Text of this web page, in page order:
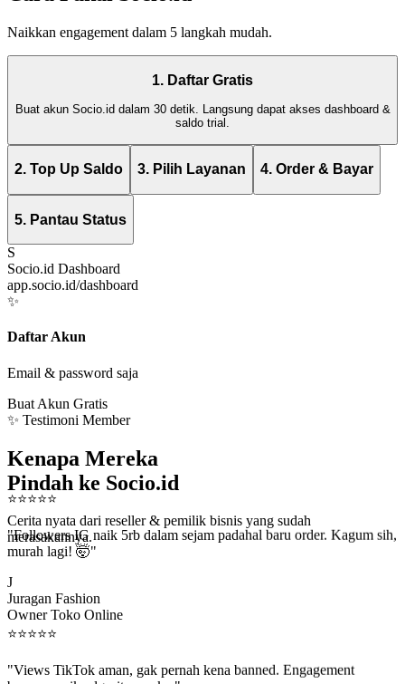
Naikkan engagement dalam 5 langkah mudah.
1. Daftar Gratis
Buat akun Socio.id dalam 30 detik. Langsung dapat akses dashboard &
saldo trial.
2. Top Up Saldo 3. Pilih Layanan 4. Order & Bayar
5. Pantau Status
S
Socio.id Dashboard
app.socio.id/dashboard
✨
Daftar Akun
Email & password saja
Buat Akun Gratis
✨ Testimoni Member
Kenapa Mereka
Pindah ke Socio.id
Cerita nyata dari reseller & pemilik bisnis yang sudah
merasakannya.
⭐⭐⭐⭐⭐
"Followers IG naik 5rb dalam sejam padahal baru order. Kagum sih,
murah lagi! 🤯"
Juragan Fashion
Owner Toko Online
⭐⭐⭐⭐ ⭐
beneran naik, algoritma suka."